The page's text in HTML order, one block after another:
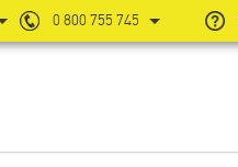
0 800 755 745